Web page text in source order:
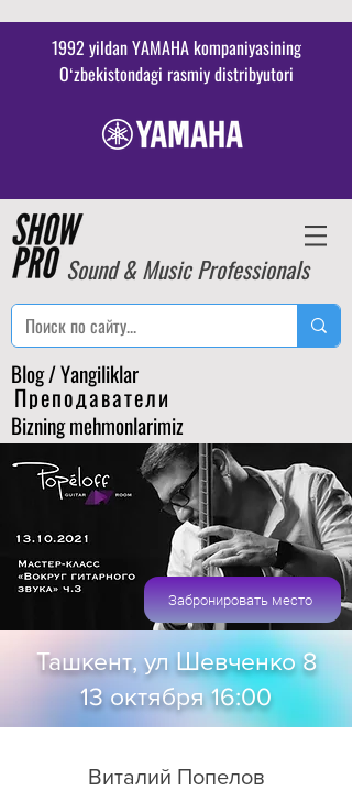
1992 yildan YAMAHA kompaniyasining
Oʻzbekistondagi rasmiy distribyutori
Sound & Music Professionals
Blog / Yangiliklar
Преподаватели
Bizning mehmonlarimiz
Забронировать место
Ташкент, ул Шевченко 8
13 октября 16:00
Виталий Попелов